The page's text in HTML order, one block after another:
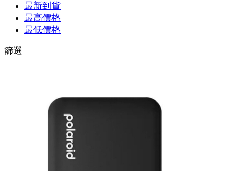
最新到貨
最高價格
最低價格
篩選